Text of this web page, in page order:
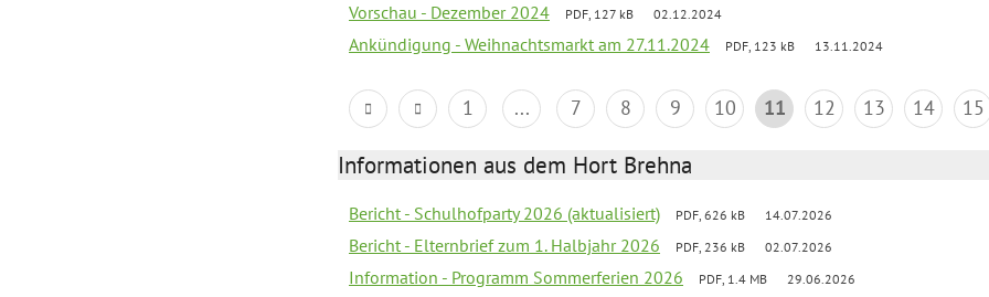
Vorschau - Dezember 2024 PDF, 127 kB 02.12.2024
Ankündigung - Weihnachtsmarkt am 27.11.2024 PDF, 123 kB 13.11.2024
1 ... 7 8 9 10 11 12 13 14 15
Informationen aus dem Hort Brehna
Bericht - Schulhofparty 2026 (aktualisiert) PDF, 626 kB 14.07.2026
Bericht - Elternbrief zum 1. Halbjahr 2026 PDF, 236 kB 02.07.2026
Information - Programm Sommerferien 2026 PDF, 1.4 MB 29.06.2026